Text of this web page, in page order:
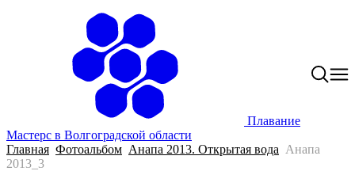
Плавание
Мастерс в Волгоградской области
Главная Фотоальбом Анапа 2013. Открытая вода Анапа
2013_3